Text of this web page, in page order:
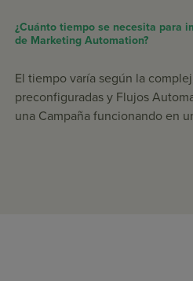
¿Cuánto tiempo se necesita para
de Marketing Automation?
El tiempo varía según la
preconfiguradas y Flujos
una Campaña funcionando en